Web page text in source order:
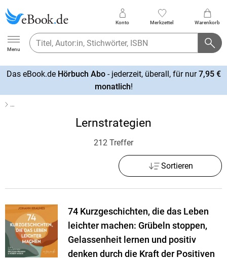
Ebook.de
Menu
Konto Merkzettel Warenkorb
Das eBook.de Hörbuch Abo- jederzeit, überall, für nur7,95 €
monatlich!
…
Lernstrategien
212 Treffer
Sortieren
74 Kurzgeschichten, die das Leben
leichter machen: Grübeln stoppen,
Gelassenheit lernen und positiv
denken durch die Kraft der Positiven